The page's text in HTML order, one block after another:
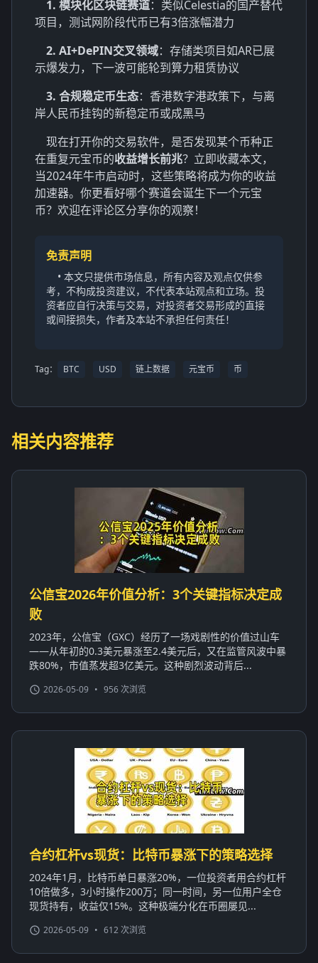
1. 模块化区块链赛道：类似Celestia的国产替代
项目，测试网阶段代币已有3倍涨幅潜力
2. AI+DePIN交叉领域：存储类项目如AR已展
示爆发力，下一波可能轮到算力租赁协议
3. 合规稳定币生态：香港数字港政策下，与离
岸人民币挂钩的新稳定币或成黑马
现在打开你的交易软件，是否发现某个币种正
在重复元宝币的收益增长前兆？立即收藏本文，
当2024年牛市启动时，这些策略将成为你的收益
加速器。你更看好哪个赛道会诞生下一个元宝
币？欢迎在评论区分享你的观察！
免责声明
• 本文只提供市场信息，所有内容及观点仅供参
考，不构成投资建议，不代表本站观点和立场。投
资者应自行决策与交易，对投资者交易形成的直接
或间接损失，作者及本站不承担任何责任！
Tag： BTC USD 链上数据 元宝币 币
相关内容推荐
公信宝2026年价值分析：3个关键指标决定成
败
2023年，公信宝（GXC）经历了一场戏剧性的价值过山车
——从年初的0.3美元暴涨至2.4美元后，又在监管风波中暴
跌80%，市值蒸发超3亿美元。这种剧烈波动背后...
2026-05-09 • 956 次浏览
合约杠杆vs现货：比特币暴涨下的策略选择
2024年1月，比特币单日暴涨20%，一位投资者用合约杠杆
10倍做多，3小时操作200万；同一时间，另一位用户全仓
现货持有，收益仅15%。这种极端分化在币圈屡见...
2026-05-09 • 612 次浏览